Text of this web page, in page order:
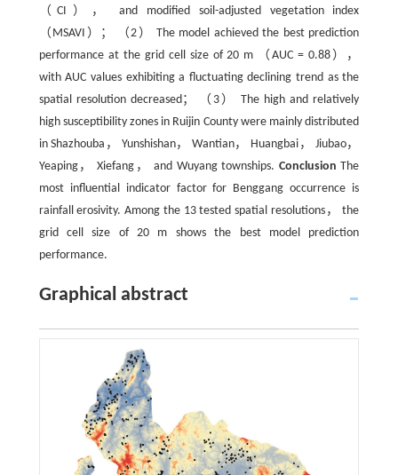
（CI）， and modified soil-adjusted vegetation index
（MSAVI）； （2） The model achieved the best prediction
performance at the grid cell size of 20 m （AUC = 0.88），
with AUC values exhibiting a fluctuating declining trend as the
spatial resolution decreased； （3） The high and relatively
high susceptibility zones in Ruijin County were mainly distributed
in Shazhouba， Yunshishan， Wantian， Huangbai， Jiubao，
Yeaping， Xiefang， and Wuyang townships. Conclusion The
most influential indicator factor for Benggang occurrence is
rainfall erosivity. Among the 13 tested spatial resolutions， the
grid cell size of 20 m shows the best model prediction
performance.
Graphical abstract